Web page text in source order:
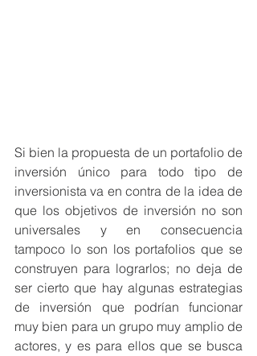
Si bien la propuesta de un portafolio de
inversión único para todo tipo de
inversionista va en contra de la idea de
que los objetivos de inversión no son
universales y en consecuencia
tampoco lo son los portafolios que se
construyen para lograrlos; no deja de
ser cierto que hay algunas estrategias
de inversión que podrían funcionar
muy bien para un grupo muy amplio de
actores, y es para ellos que se busca